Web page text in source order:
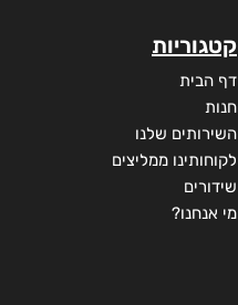
קטגוריות
דף הבית
חנות
השירותים שלנו
לקוחותינו ממליצים
שידורים
מי אנחנו?